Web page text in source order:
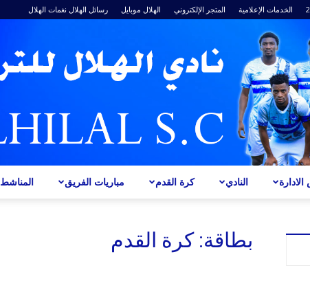
الخدمات الإعلامية المتجر الإلكتروني الهلال موبايل رسائل الهلال نغمات الهلال
المناشط مباريات الفريق كرة القدم النادي
بطاقة: كرة القدم